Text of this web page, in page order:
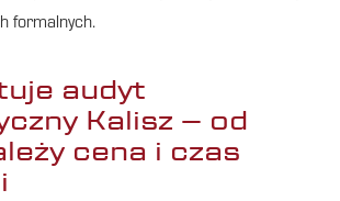
formalnych.
audyt
Kalisz – od
cena i czas